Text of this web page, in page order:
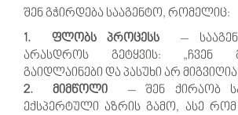
შენ გჭირდება სააგენტო, რომელიც:
1. ფლობს პროცესს –
არასდროს გეტყვის: „ჩვენ
გაიდლაინები და პასუხი არ
2. მიმწოლი – შენ ქირაობ
ექსპერტული აზრის გამო, ასე